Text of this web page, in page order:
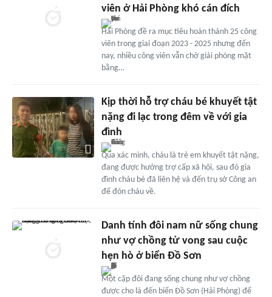
viên ở Hải Phòng khó cán đích
Hải Phòng đề ra mục tiêu hoàn thành 25 công
viên trong giai đoạn 2023 - 2025 nhưng đến
nay, nhiều công viên vẫn chờ giải phóng mặt
bằng…
Kịp thời hỗ trợ cháu bé khuyết tật
nặng đi lạc trong đêm về với gia
đình
Qua xác minh, cháu là trẻ em khuyết tật nặng,
đang được hưởng trợ cấp xã hội, sau đó gia
đình cháu bé đã liên hệ và đến trụ sở Công an
để đón cháu về.
Danh tính đôi nam nữ sống chung
như vợ chồng tử vong sau cuộc
hẹn hò ở biển Đồ Sơn
Một cặp đôi đang sống chung như vợ chồng
được cho là đến biển Đồ Sơn (Hải Phòng) để